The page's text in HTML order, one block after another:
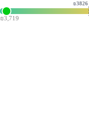
₪3,719
3826